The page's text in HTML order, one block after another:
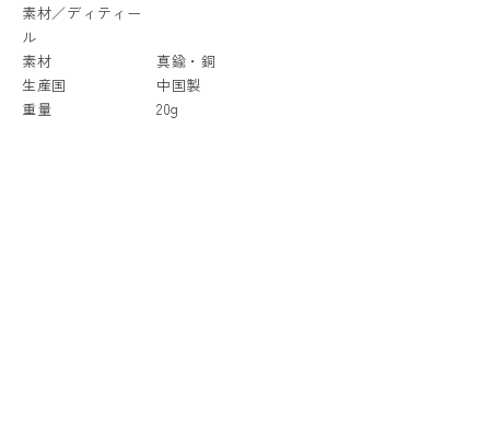
素材／ディティー
ル
素材
真鍮・銅
生産国
中国製
重量
20g